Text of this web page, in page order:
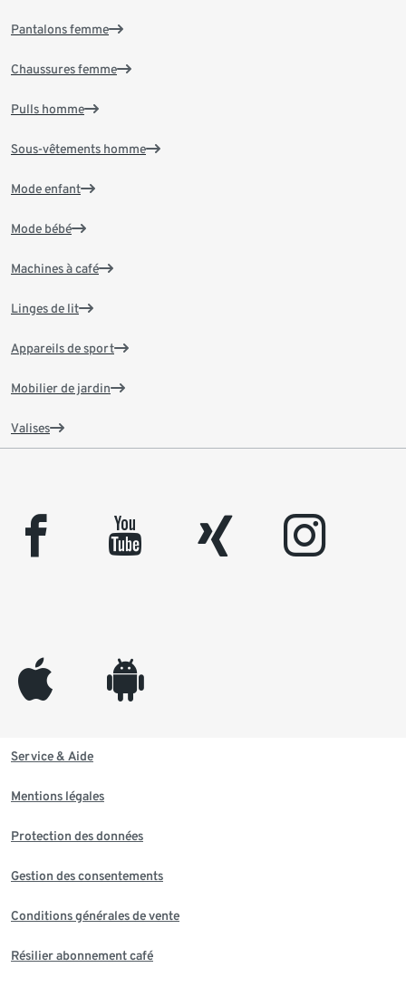
Pantalons femme
Chaussures femme
Pulls homme
Sous-vêtements homme
Mode enfant
Mode bébé
Machines à café
Linges de lit
Appareils de sport
Mobilier de jardin
Valises
facebook youtube xing instagram
appleinc android
Service & Aide
Mentions légales
Protection des données
Gestion des consentements
Conditions générales de vente
Résilier abonnement café